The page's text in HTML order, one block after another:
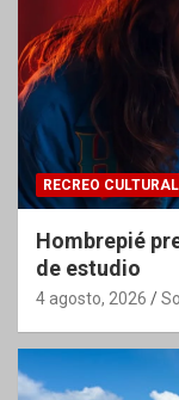
RECREO CULTURAL
Hombrepié
de estudio
4 agosto, 2026